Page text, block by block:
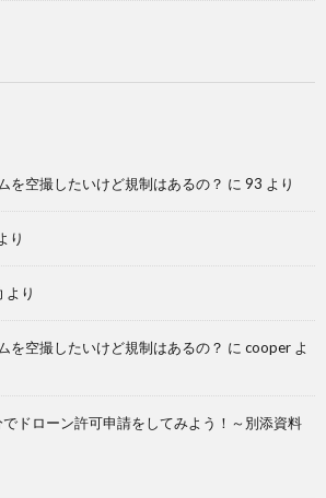
を空撮したいけど規制はあるの？ に 93 より
り
より
を空撮したいけど規制はあるの？ に cooper よ
でドローン許可申請をしてみよう！～別添資料